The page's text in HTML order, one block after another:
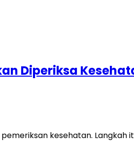
Diperiksa
kesehatan. Langkah